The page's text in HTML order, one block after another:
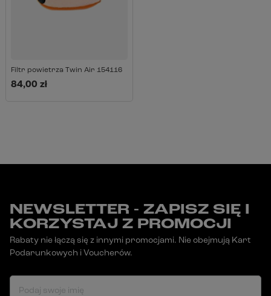
Filtr powietrza Twin Air 154116
84,00 zł
NEWSLETTER - ZAPISZ SIĘ I
KORZYSTAJ Z PROMOCJI
Rabaty nie łączą się z innymi promocjami. Nie obejmują Kart
Podarunkowych i Voucherów.
Podaj swoje imię